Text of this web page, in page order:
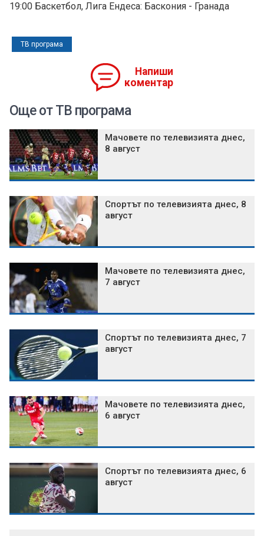
19:00 Баскетбол, Лига Ендеса: Баскония - Гранада
ТВ програма
Напиши
коментар
Още от ТВ програма
Мачовете по телевизията днес,
8 август
Спортът по телевизията днес, 8
август
Мачовете по телевизията днес,
7 август
Спортът по телевизията днес, 7
август
Мачовете по телевизията днес,
6 август
Спортът по телевизията днес, 6
август